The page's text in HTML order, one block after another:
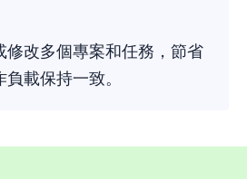
修改多個專案和任務，節省
載保持一致。